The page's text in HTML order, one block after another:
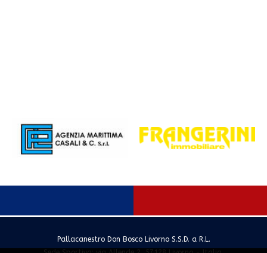
Pallacanestro Don Bosco Livorno S.S.D. a R.L.